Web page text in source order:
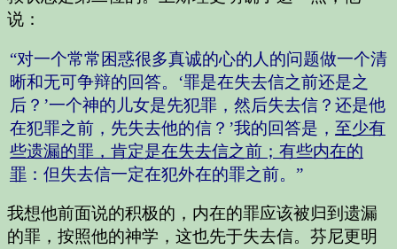
说：
“对一个常常困惑很多真诚的心的人的问题做一个清
晰和无可争辩的回答。‘罪是在失去信之前还是之
后？’一个神的儿女是先犯罪，然后失去信？还是他
在犯罪之前，先失去他的信？’我的回答是， 至少有
些遗漏的罪，肯定是在失去信之前；有些内在的
罪 ：但失去信一定在犯外在的罪之前。”
我想他前面说的积极的，内在的罪应该被归到遗漏
的罪，按照他的神学，这也先于失去信。芬尼更明